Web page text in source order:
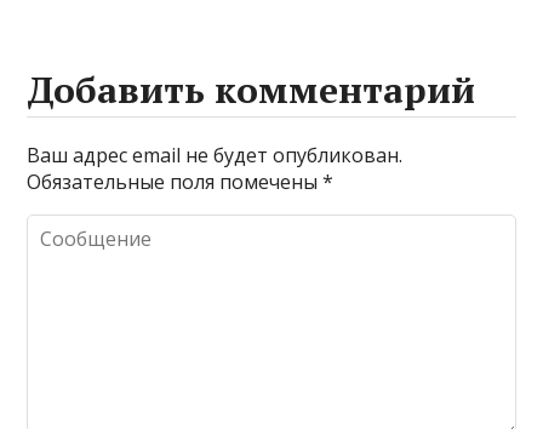
Добавить комментарий
Ваш адрес email не будет опубликован.
Обязательные поля помечены*